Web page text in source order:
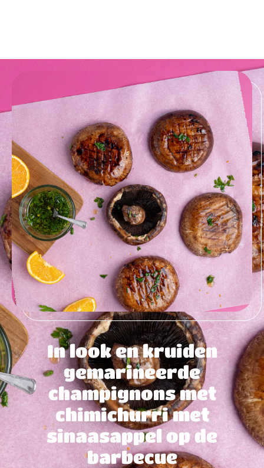
In look en kruiden
gemarineerde
champignons met
chimichurri met
sinaasappel op de
barbecue